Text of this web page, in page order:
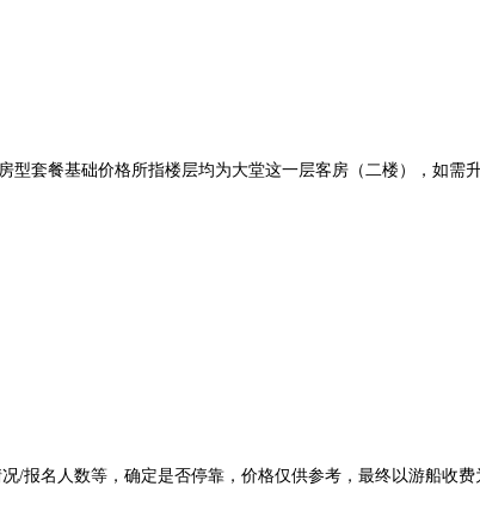
套餐基础价格所指楼层均为大堂这一层客房（二楼），如需
/报名人数等，确定是否停靠，价格仅供参考，最终以游船收